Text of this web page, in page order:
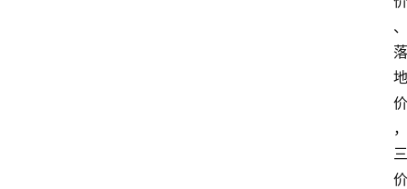
、
落
地
价
，
三
价